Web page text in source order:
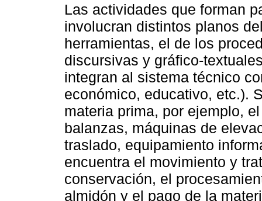
Las actividades que forman
involucran distintos planos
herramientas, el de los
discursivas y gráfico-
integran al sistema técnico
económico, educativo, etc.).
materia prima, por ejemplo,
balanzas, máquinas de
traslado, equipamiento
encuentra el movimiento y
conservación, el
almidón y el pago de la